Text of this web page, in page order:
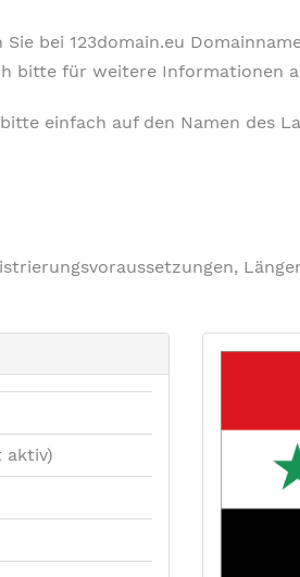
bei 123domain.eu
bitte für weitere Informationen
einfach auf den Namen des
aktiv)